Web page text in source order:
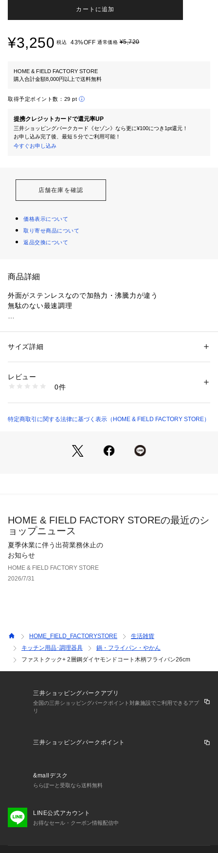
カートに追加
¥3,250 税込 43%OFF 通常価格¥5,720
HOME & FIELD FACTORY STORE
購入合計金額8,000円以上で送料無料
取得予定ポイント数： 29 pt
提携クレジットカードで還元率UP
三井ショッピングパークカード《セゾン》なら更に¥100につき1pt還元！
お申し込み完了後、最短５分でご利用可能！
今すぐお申し込み
店舗在庫を確認
価格表示について
取り寄せ商品について
返品交換について
商品詳細
外面がステンレスなので加熱力・沸騰力が違う
無駄のない最速調理
●耐摩耗性試験200万回クリア
性別：レディース
かん
本体：ステンレス鋼（クロム16％）アルミニウム合金
取っ手：天然木
商品番号：1099400000271 （モール）
サイズ詳細
レビュー
0件
特定商取引に関する法律に基づく表示（HOME & FIELD FACTORY STORE）
HOME & FIELD FACTORY STOREの最近のシ
ョップニュース
夏季休業に伴う出荷業務休止の
お知らせ
HOME & FIELD FACTORY STORE
2026/7/31
HOME_FIELD_FACTORYSTORE
生活雑貨
キッチン用品･調理器具
鍋・フライパン・やかん
ファストクック+ 2層鋼ダイヤモンドコート木柄フライパン26cm
三井ショッピングパークアプリ
全国の三井ショッピングパークポイント対象施設でご利用できるアプ
リ
三井ショッピングパークポイント
&mallデスク
ららぽーと受取なら送料無料
LINE公式アカウント
お得なセール・クーポン情報配信中